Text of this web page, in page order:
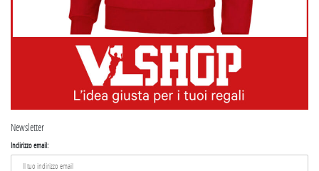
Newsletter
Indirizzo email: